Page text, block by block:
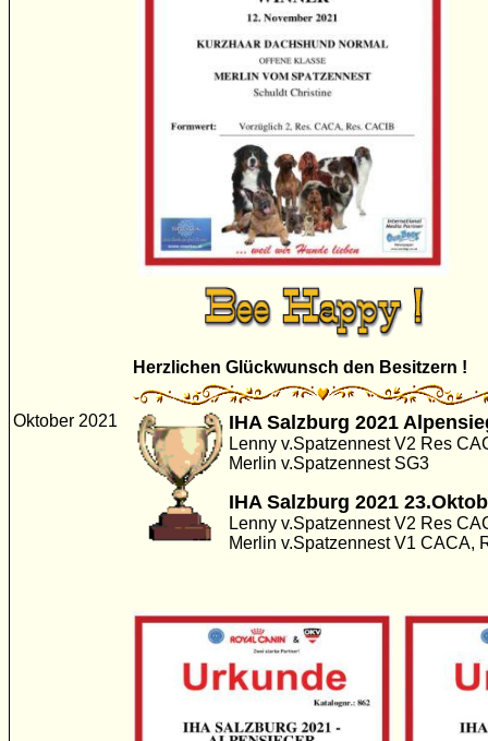
Herzlichen Glückwunsch den Besitzern !
Oktober 2021 IHA Salzburg 2021
Lenny v.Spatzennest V2 Res
Merlin v.Spatzennest SG3
IHA Salzburg 2021
Lenny v.Spatzennest V2 Res
Merlin v.Spatzennest V1